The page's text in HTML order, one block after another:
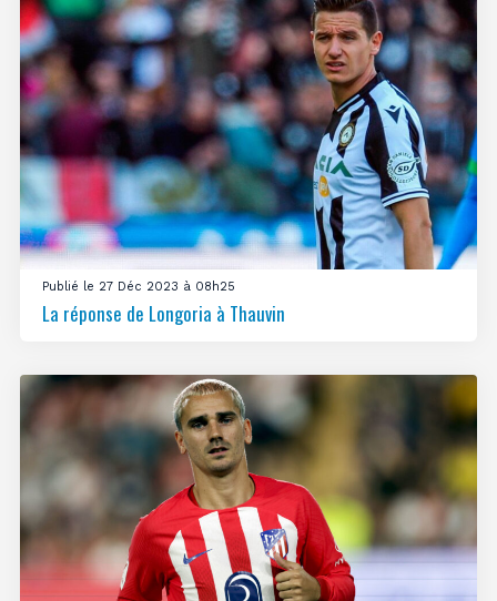
Publié le 27 Déc 2023 à 08h25
La réponse de Longoria à Thauvin